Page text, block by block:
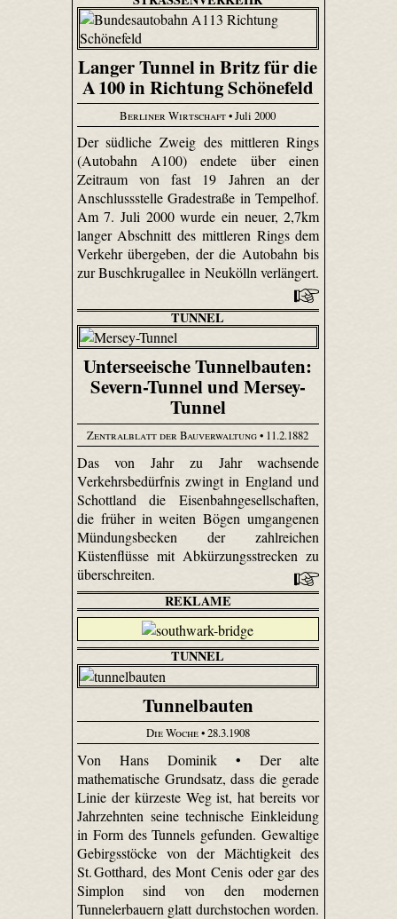
Langer Tunnel in Britz für die
A 100 in Richtung Schönefeld
Berliner Wirtschaft• Juli 2000
Der südliche Zweig des mittleren Rings
(Autobahn A100) endete über einen
Zeitraum von fast 19 Jahren an der
Anschlussstelle Gradestraße in Tempelhof.
Am 7. Juli 2000 wurde ein neuer, 2,7km
langer Abschnitt des mittleren Rings dem
Verkehr übergeben, der die Autobahn bis
zur Buschkrugallee in Neukölln verlängert.
TUNNEL
Unterseeische Tunnelbauten:
Severn-Tunnel und Mersey-
Tunnel
Zentralblatt der Bauverwaltung• 11.2.1882
Das von Jahr zu Jahr wachsende
Verkehrsbedürfnis zwingt in England und
Schottland die Eisenbahngesellschaften,
die früher in weiten Bögen umgangenen
Mündungsbecken der zahlreichen
Küstenflüsse mit Abkürzungsstrecken zu
überschreiten.
REKLAME
TUNNEL
Tunnelbauten
Die Woche• 28.3.1908
Von Hans Dominik • Der alte
mathematische Grundsatz, dass die gerade
Linie der kürzeste Weg ist, hat bereits vor
Jahrzehnten seine technische Einkleidung
in Form des Tunnels gefunden. Gewaltige
Gebirgsstöcke von der Mächtigkeit des
St. Gotthard, des Mont Cenis oder gar des
Simplon sind von den modernen
Tunnelerbauern glatt durchstochen worden.